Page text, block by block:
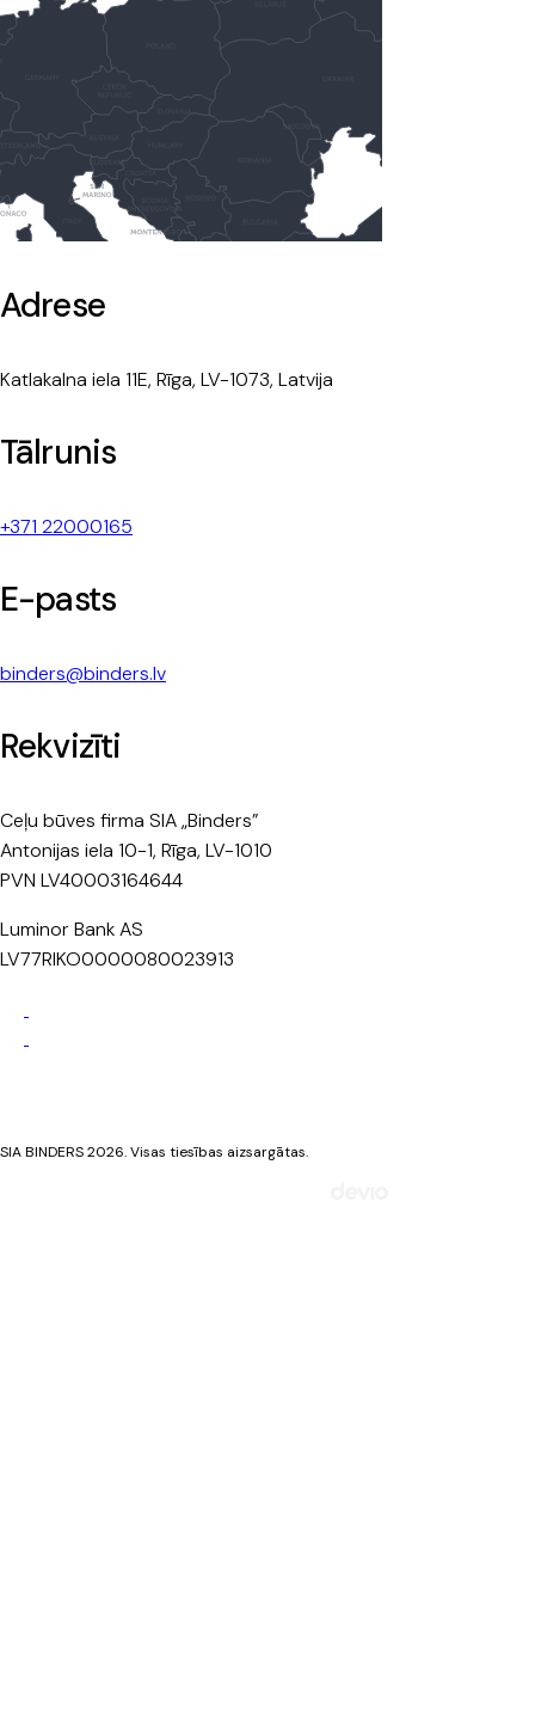
Adrese
Katlakalna iela 11E, Rīga, LV-1073, Latvija
Tālrunis
+371 22000165
E-pasts
binders@binders.lv
Rekvizīti
Ceļu būves firma SIA „Binders”
Antonijas iela 10-1, Rīga, LV-1010
PVN LV40003164644
Luminor Bank AS
LV77RIKO0000080023913
SIA BINDERS 2026. Visas tiesības aizsargātas.